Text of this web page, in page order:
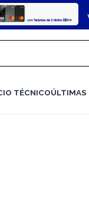
TÉCNICOÚLTIMAS